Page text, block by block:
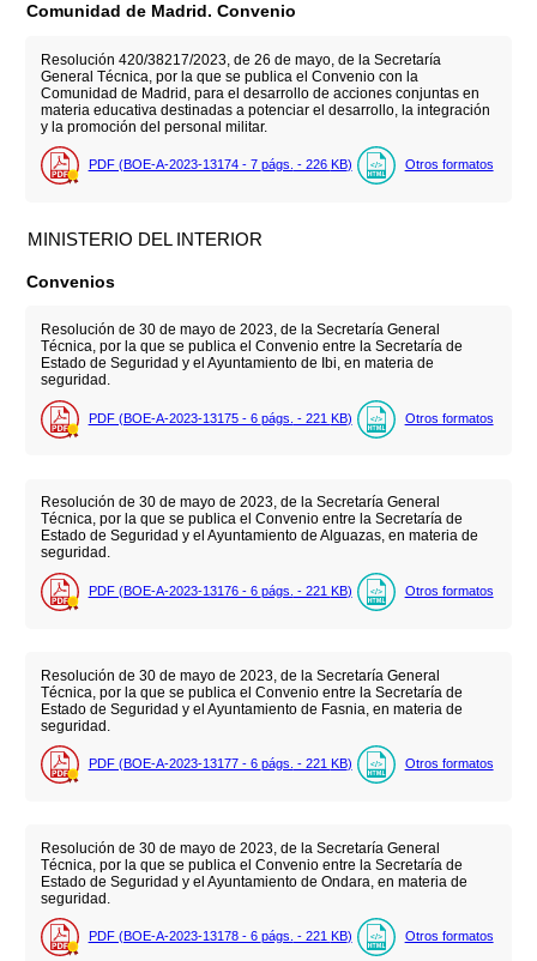
Comunidad de Madrid. Convenio
Resolución 420/38217/2023, de 26 de mayo, de la Secretaría
General Técnica, por la que se publica el Convenio con la
Comunidad de Madrid, para el desarrollo de acciones conjuntas en
materia educativa destinadas a potenciar el desarrollo, la integración
y la promoción del personal militar.
PDF (BOE-A-2023-13174 - 7 págs. - 226 KB) Otros formatos
MINISTERIO DEL INTERIOR
Convenios
Resolución de 30 de mayo de 2023, de la Secretaría General
Técnica, por la que se publica el Convenio entre la Secretaría de
Estado de Seguridad y el Ayuntamiento de Ibi, en materia de
seguridad.
PDF (BOE-A-2023-13175 - 6 págs. - 221 KB) Otros formatos
Resolución de 30 de mayo de 2023, de la Secretaría General
Técnica, por la que se publica el Convenio entre la Secretaría de
Estado de Seguridad y el Ayuntamiento de Alguazas, en materia de
seguridad.
PDF (BOE-A-2023-13176 - 6 págs. - 221 KB) Otros formatos
Resolución de 30 de mayo de 2023, de la Secretaría General
Técnica, por la que se publica el Convenio entre la Secretaría de
Estado de Seguridad y el Ayuntamiento de Fasnia, en materia de
seguridad.
PDF (BOE-A-2023-13177 - 6 págs. - 221 KB) Otros formatos
Resolución de 30 de mayo de 2023, de la Secretaría General
Técnica, por la que se publica el Convenio entre la Secretaría de
Estado de Seguridad y el Ayuntamiento de Ondara, en materia de
seguridad.
PDF (BOE-A-2023-13178 - 6 págs. - 221 KB) Otros formatos